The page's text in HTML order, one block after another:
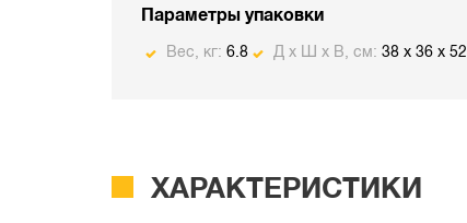
Параметры упаковки
Вес, кг: 6.8 Д х Ш х В, см: 38 x 36 x 52
ХАРАКТЕРИСТИКИ